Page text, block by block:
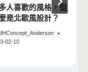
人喜歡的風格，但
是北歐風設計？
02-10